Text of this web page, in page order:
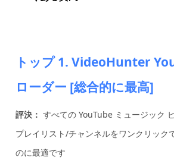
トップ 1. VideoHunter
ローダー [総合的に最高]
評決：すべての YouTube ミュージック
プレイリスト/チャンネルをワンクリック
のに最適です